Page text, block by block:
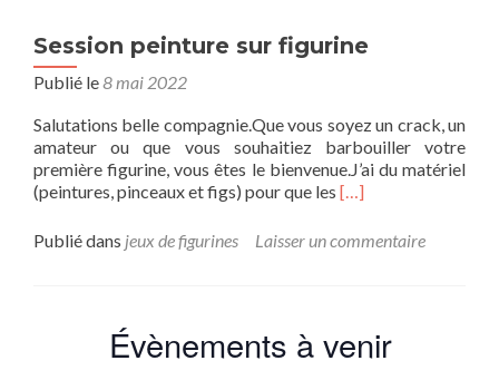
figurines !
Session peinture sur figurine
Publié le8 mai 2022
Salutations belle compagnie.Que vous soyez un crack, un
amateur ou que vous souhaitiez barbouiller votre
première figurine, vous êtes le bienvenue.J’ai du matériel
(peintures, pinceaux et figs) pour que les En
plus
[…]
Publié dans jeux de figurines Laisser un commentaire
Évènements à venir